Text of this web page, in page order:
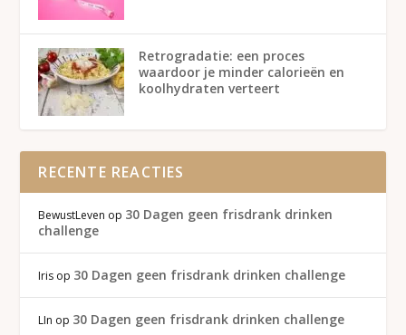
Retrogradatie: een proces
waardoor je minder calorieën en
koolhydraten verteert
RECENTE REACTIES
BewustLeven op 30 Dagen geen frisdrank drinken
challenge
Iris op 30 Dagen geen frisdrank drinken challenge
LIn op 30 Dagen geen frisdrank drinken challenge